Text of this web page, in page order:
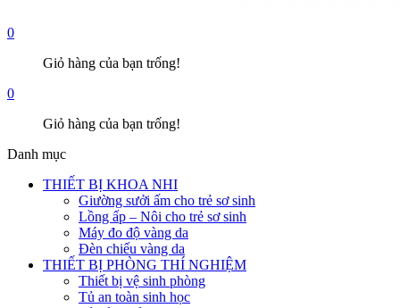
0
Giỏ hàng của bạn trống!
0
Giỏ hàng của bạn trống!
Danh mục
THIẾT BỊ KHOA NHI
Giường sưởi ấm cho trẻ sơ sinh
Lồng ấp – Nôi cho trẻ sơ sinh
Máy đo độ vàng da
Đèn chiếu vàng da
THIẾT BỊ PHÒNG THÍ NGHIỆM
Thiết bị vệ sinh phòng
Tủ an toàn sinh học